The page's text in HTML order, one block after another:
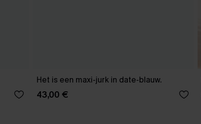
Het is een maxi-jurk in date-blauw.
43,00 €